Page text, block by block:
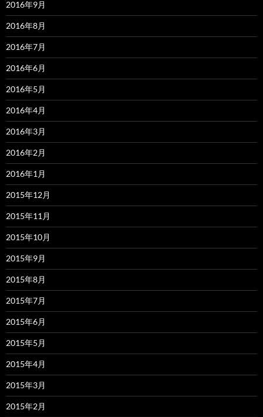
2016年9月
2016年8月
2016年7月
2016年6月
2016年5月
2016年4月
2016年3月
2016年2月
2016年1月
2015年12月
2015年11月
2015年10月
2015年9月
2015年8月
2015年7月
2015年6月
2015年5月
2015年4月
2015年3月
2015年2月